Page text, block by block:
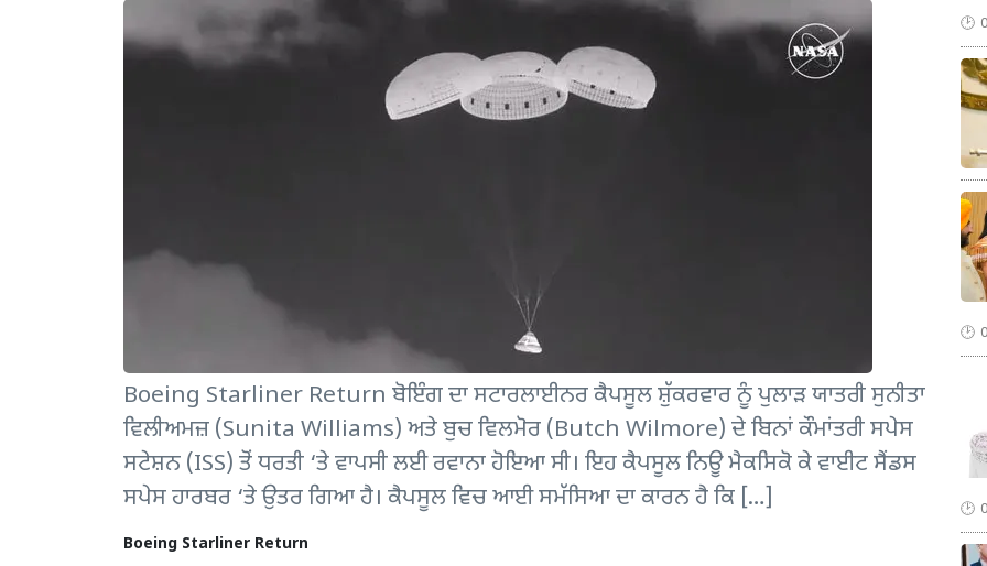
Boeing Starliner Return ਬੋਇੰਗ ਦਾ ਸਟਾਰਲਾਈਨਰ ਕੈਪਸੂਲ ਸ਼ੁੱਕਰਵਾਰ ਨੂੰ ਪੁਲਾੜ ਯਾਤਰੀ ਸੁਨੀਤਾ
ਵਿਲੀਅਮਜ਼ (Sunita Williams) ਅਤੇ ਬੁਚ ਵਿਲਮੋਰ (Butch Wilmore) ਦੇ ਬਿਨਾਂ ਕੌਮਾਂਤਰੀ ਸਪੇਸ
ਸਟੇਸ਼ਨ (ISS) ਤੋਂ ਧਰਤੀ ‘ਤੇ ਵਾਪਸੀ ਲਈ ਰਵਾਨਾ ਹੋਇਆ ਸੀ। ਇਹ ਕੈਪਸੂਲ ਨਿਊ ਮੈਕਸਿਕੋ ਕੇ ਵਾਈਟ ਸੈਂਡਸ
ਸਪੇਸ ਹਾਰਬਰ ‘ਤੇ ਉਤਰ ਗਿਆ ਹੈ। ਕੈਪਸੂਲ ਵਿਚ ਆਈ ਸਮੱਸਿਆ ਦਾ ਕਾਰਨ ਹੈ ਕਿ […]
Boeing Starliner Return